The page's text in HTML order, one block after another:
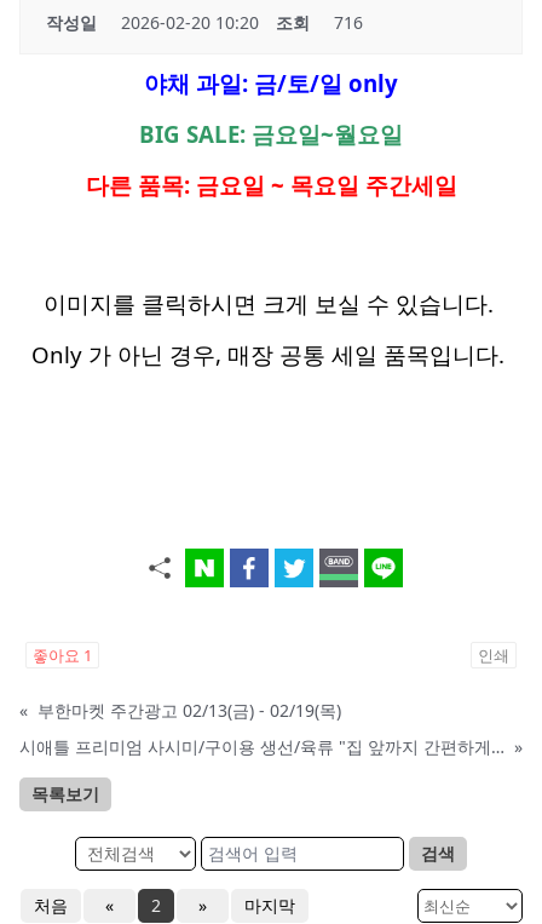
작성일 2026-02-20 10:20 조회 716
야채 과일: 금/토/일 only
BIG SALE: 금요일~월요일
다른 품목: 금요일 ~ 목요일 주간세일
이미지를 클릭하시면 크게 보실 수 있습니다.
Only 가 아닌 경우, 매장 공통 세일 품목입니다.
좋아요 1 인쇄
« 부한마켓 주간광고 02/13(금) - 02/19(목)
시애틀 프리미엄 사시미/구이용 생선/육류 "집 앞까지 간편하게" – 영오션샵닷컴 »
목록보기
검색
처음 « 2 » 마지막